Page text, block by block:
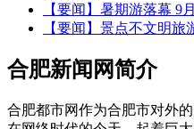
【要闻】暑期游落幕 9
【要闻】景点不文明旅
合肥新闻网简介
合肥都市网作为合肥市对外